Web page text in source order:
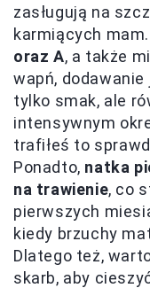
zasługują na
karmiących
oraz A, a także
wapń,
tylko smak, ale
intensywnym
trafiłeś to
Ponadto, natka
na trawienie, co
pierwszych
kiedy brzuchy
Dlatego też,
skarb, aby